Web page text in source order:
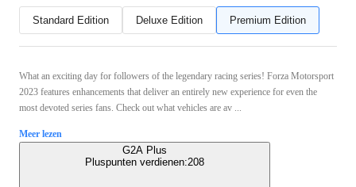
Standard Edition Deluxe Edition Premium Edition
What an exciting day for followers of the legendary racing series! Forza Motorsport
2023 features enhancements that deliver an entirely new experience for even the
most devoted series fans. Check out what vehicles are av ...
Meer lezen
G2A Plus
Pluspunten verdienen:208